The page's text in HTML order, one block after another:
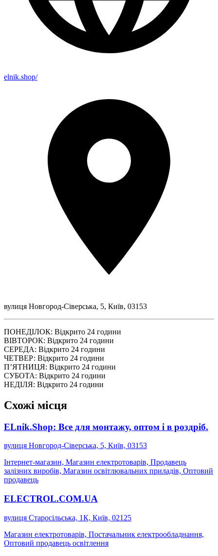
elnik.shop/
вулиця Новгород-Сіверська, 5, Київ, 03153
ПОНЕДІЛОК: Відкрито 24 години
ВІВТОРОК: Відкрито 24 години
СЕРЕДА: Відкрито 24 години
ЧЕТВЕР: Відкрито 24 години
ПʼЯТНИЦЯ: Відкрито 24 години
СУБОТА: Відкрито 24 години
НЕДІЛЯ: Відкрито 24 години
Схожі місця
ELnik.Shop: Все для монтажу, оптом і в роздріб.
вулиця Новгород-Сіверська, 5, Київ, 03153
Інтернет-магазин, Магазин електротоварів, Продавець
залізних виробів, Магазин освітлювальних приладів, Оптовий
продавець
ELECTROL.COM.UA
вулиця Старосільська, 1К, Київ, 02125
Магазин електротоварів, Постачальник електрообладнання,
Оптовий продавець освітлення